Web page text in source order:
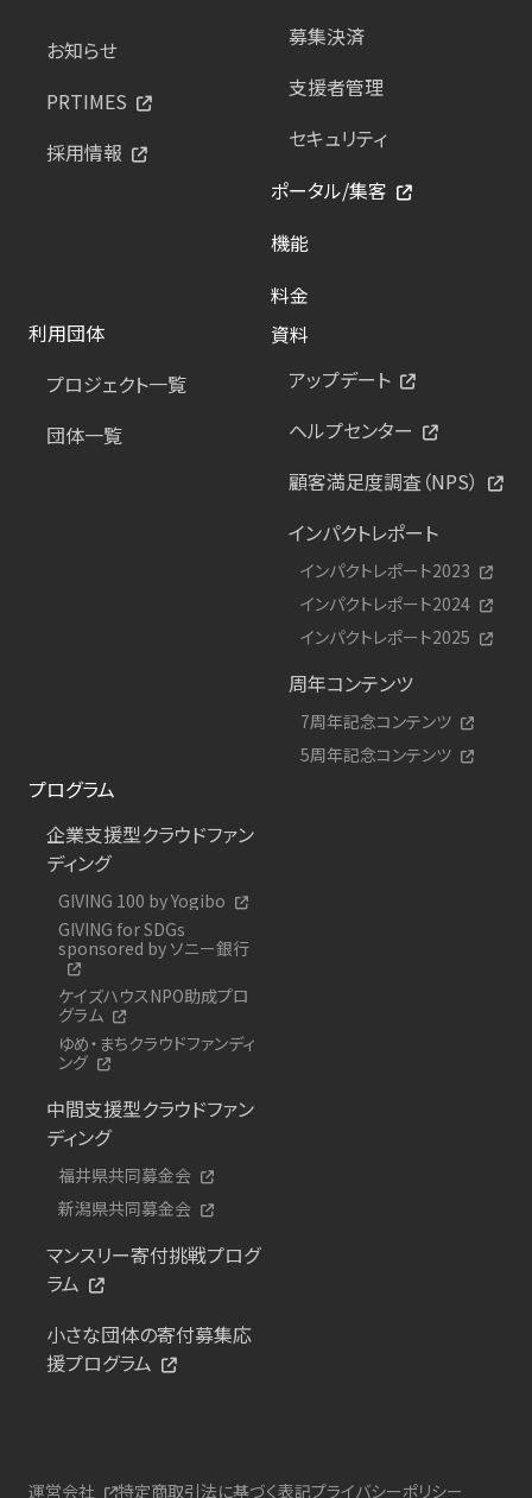
お知らせ
PRTIMES
採用情報
募集決済
支援者管理
セキュリティ
ポータル/集客
機能
料金
利用団体
プロジェクト一覧
団体一覧
資料
アップデート
ヘルプセンター
顧客満足度調査（NPS）
インパクトレポート
インパクトレポート2023
インパクトレポート2024
インパクトレポート2025
周年コンテンツ
7周年記念コンテンツ
5周年記念コンテンツ
プログラム
企業支援型クラウドファン
ディング
GIVING 100 by Yogibo
GIVING for SDGs
sponsored by ソニー銀行
ケイズハウスNPO助成プロ
グラム
ゆめ・まちクラウドファンディ
ング
中間支援型クラウドファン
ディング
福井県共同募金会
新潟県共同募金会
マンスリー寄付挑戦プログ
ラム
小さな団体の寄付募集応
援プログラム
運営会社 特定商取引法に基づく表記プライバシーポリシー